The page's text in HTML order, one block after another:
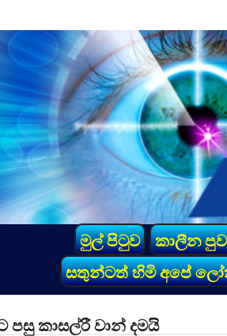
මුල් පිටුව කාලීන
සතුන්ටත් හිමි අපේ
කාසල්රී වාන් දමයි